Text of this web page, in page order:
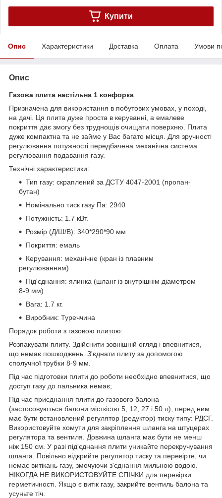
Купити
Опис Характеристики Доставка Оплата Умови
Опис
Газова плита настільна 1 конфорка
Призначена для використання в побутових умовах, у поході,
на дачі. Ця плита дуже проста в керуванні, а емалеве
покриття дає змогу без труднощів очищати поверхню. Плита
дуже компактна та не займе у Вас багато місця. Для зручності
регулювання потужності передбачена механічна система
регулювання подавання газу.
Технічні характеристики:
Тип газу: скраплений за ДСТУ 4047-2001 (пропан-
бутан)
Номінально тиск газу Па: 2940
Потужність: 1.7 кВт.
Розмір (Д/Ш/В): 340*290*90 мм
Покриття: емаль
Керування: механічне (кран із плавним
регулюванням)
Під'єднання: ялинка (шланг із внутрішнім діаметром
8-9 мм)
Вага: 1.7 кг.
Виробник: Туреччина
Порядок роботи з газовою плитою:
Розпакувати плиту. Здійснити зовнішній огляд і впевнитися,
що немає пошкоджень. З'єднати плиту за допомогою
сполучної трубки 8-9 мм.
Під час підготовки плити до роботи необхідно впевнитися, що
доступ газу до пальника немає;
Під час приєднання плити до газового балона
(застосовуються балони місткістю 5, 12, 27 і 50 л), перед ним
має бути встановлений регулятор (редуктор) тиску типу: РДСГ.
Використовуйте хомути для закріплення шланга на штуцерах
регулятора та вентиля. Довжина шланга має бути не менш
ніж 150 см. У разі під'єднання плити уникайте перекручування
шланга. Повільно відкрийте регулятор тиску та перевірте, чи
немає витікань газу, змочуючи з'єднання мильною водою.
НІКОГДА НЕ ВИКОРИСТОВУЙТЕ СПІЧКИ для перевірки
герметичності. Якщо є витік газу, закрийте вентиль балона та
усуньте тіч.